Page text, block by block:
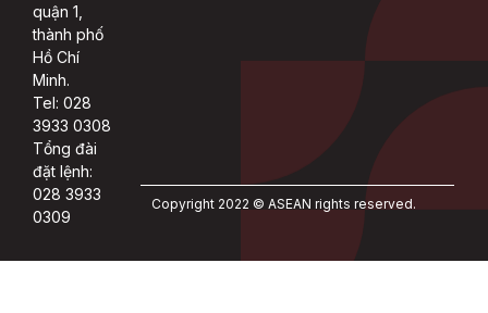
quận 1,
thành phố
Hồ Chí
Minh.
Tel: 028
3933 0308
Tổng đài
đặt lệnh:
028 3933
0309
Copyright 2022 © ASEAN rights reserved.